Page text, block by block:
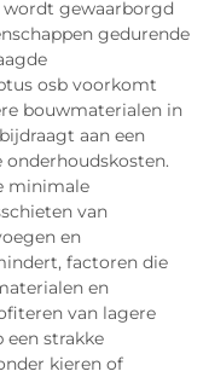
gewaarborgd
gedurende
osb voorkomt
bouwmaterialen in
aan een
minimale
van
en
factoren die
en
van lagere
een strakke
kieren of